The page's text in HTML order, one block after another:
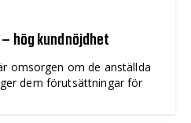
hög kundnöjdhet
omsorgen om de anställda
dem förutsättningar för